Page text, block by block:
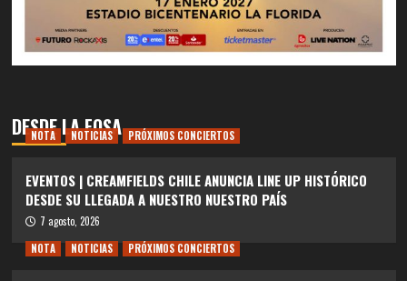
DESDE LA FOSA
NOTA NOTICIAS PRÓXIMOS CONCIERTOS
EVENTOS | CREAMFIELDS CHILE ANUNCIA LINE UP HISTÓRICO
DESDE SU LLEGADA A NUESTRO NUESTRO PAÍS
7 agosto, 2026
NOTA
NOTICIAS PRÓXIMOS CONCIERTOS